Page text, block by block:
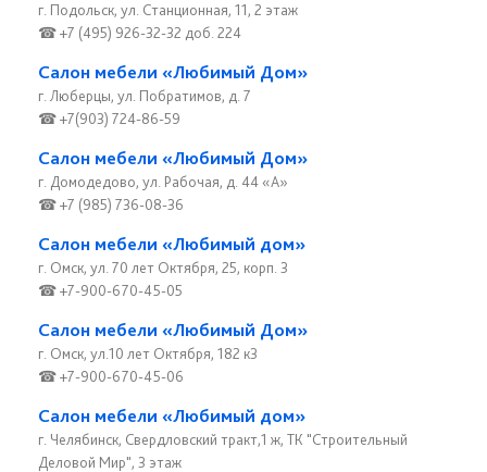
г. Подольск, ул. Станционная, 11, 2 этаж
☎ +7 (495) 926-32-32 доб. 224
Салон мебели «Любимый Дом»
г. Люберцы, ул. Побратимов, д. 7
☎ +7(903) 724-86-59
Салон мебели «Любимый Дом»
г. Домодедово, ул. Рабочая, д. 44 «А»
☎ +7 (985) 736-08-36
Салон мебели «Любимый дом»
г. Омск, ул. 70 лет Октября, 25, корп. 3
☎ +7-900-670-45-05
Салон мебели «Любимый Дом»
г. Омск, ул.10 лет Октября, 182 к3
☎ +7-900-670-45-06
Салон мебели «Любимый дом»
г. Челябинск, Свердловский тракт,1 ж, ТК "Строительный
Деловой Мир", 3 этаж